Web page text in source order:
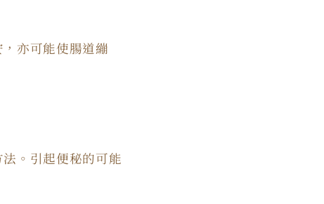
亦可能使腸道繃
。引起便秘的可能